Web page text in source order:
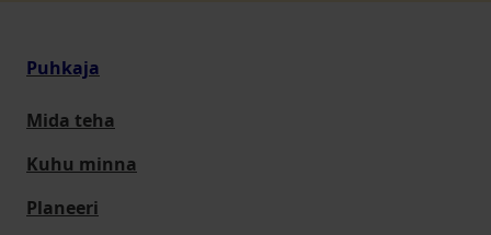
Puhkaja
Mida teha
Kuhu minna
Planeeri